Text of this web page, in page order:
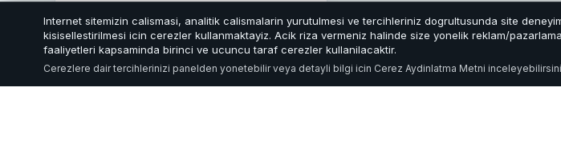
Filtrele
Internet sitemizin calismasi, analitik calismalarin yurutulmesi ve tercihleriniz dogrultusunda site
kisisellestirilmesi icin cerezler kullanmaktayiz. Acik riza vermeniz halinde size yonelik reklam/pazarlama
faaliyetleri kapsaminda birinci ve ucuncu taraf cerezler kullanilacaktir.
Cerezlere dair tercihlerinizi panelden yonetebilir veya detayli bilgi icin Cerez Aydinlatma Metni